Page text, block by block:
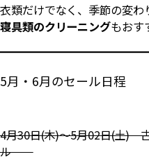
衣類だけでなく、季節の変わ
寝具類のクリーニングもおす
5月・6月のセール日程
4月30日(木)～5月02日(土
ル